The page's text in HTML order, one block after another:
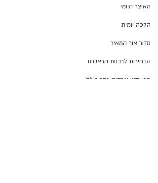
האוצר היומי
הלכה יומית
מדור אור המאיר
הבחירות לרבנות הראשית
מרן רבנו עובדיה יוסף זצ"ל